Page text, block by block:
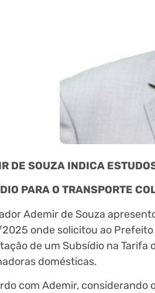
DE SOUZA INDICA
PARA O TRANSPORTE
Ademir de Souza
2025 onde solicitou ao
de um Subsídio na
domésticas.
com Ademir, considerando